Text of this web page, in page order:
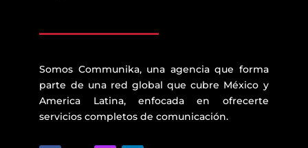
Somos Communika, una agencia que forma
parte de una red global que cubre México y
America Latina, enfocada en ofrecerte
servicios completos de comunicación.